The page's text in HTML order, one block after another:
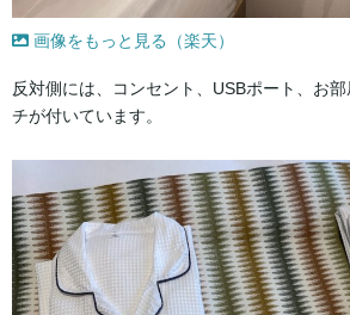
画像をもっと見る（楽天）
反対側には、コンセント、USBポート、お
チが付いています。